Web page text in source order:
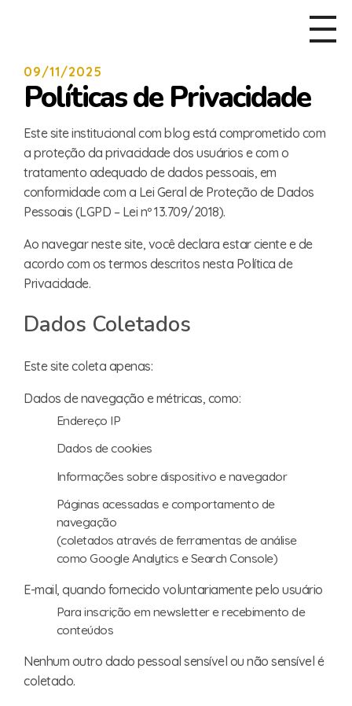
09/11/2025
Políticas de Privacidade
Este site institucional com blog está comprometido com
a proteção da privacidade dos usuários e com o
tratamento adequado de dados pessoais, em
conformidade com a Lei Geral de Proteção de Dados
Pessoais (LGPD – Lei nº 13.709/2018).
Ao navegar neste site, você declara estar ciente e de
acordo com os termos descritos nesta Política de
Privacidade.
Dados Coletados
Este site coleta apenas:
Dados de navegação e métricas, como:
Endereço IP
Dados de cookies
Informações sobre dispositivo e navegador
Páginas acessadas e comportamento de
navegação
(coletados através de ferramentas de análise
como Google Analytics e Search Console)
E-mail, quando fornecido voluntariamente pelo usuário
Para inscrição em newsletter e recebimento de
conteúdos
Nenhum outro dado pessoal sensível ou não sensível é
coletado.